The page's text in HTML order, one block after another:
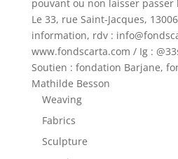
pouvant ou non laisser passer
Le 33, rue Saint-Jacques,
information, rdv :
www.fondscarta.com / Ig :
Soutien : fondation Barjane,
Mathilde Besson
Weaving
Fabrics
Sculpture